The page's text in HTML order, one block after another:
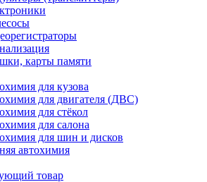
карты памяти
для кузова
для двигателя (ДВС)
для стёкол
для салона
для шин и дисков
автохимия
товар